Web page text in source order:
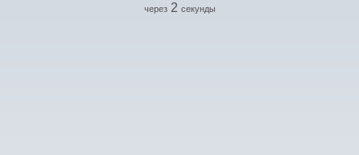
через 2 секунды